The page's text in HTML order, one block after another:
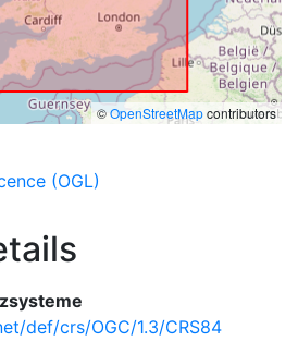
©OpenStreetMapcontributors
(OGL)
def/crs/OGC/1.3/CRS84